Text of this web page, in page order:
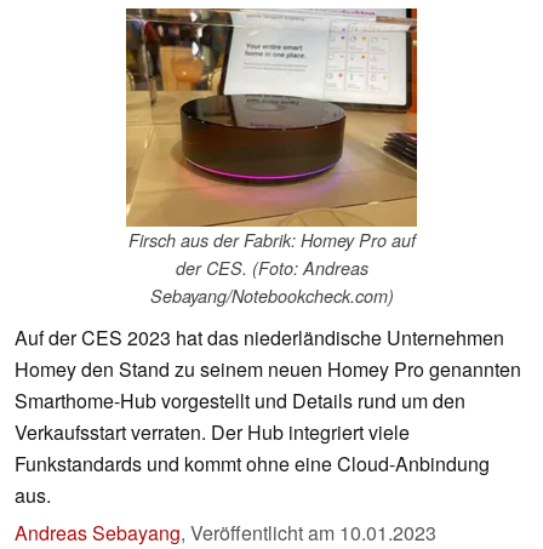
Firsch aus der Fabrik: Homey Pro auf
der CES. (Foto: Andreas
Sebayang/Notebookcheck.com)
Auf der CES 2023 hat das niederländische Unternehmen
Homey den Stand zu seinem neuen Homey Pro genannten
Smarthome-Hub vorgestellt und Details rund um den
Verkaufsstart verraten. Der Hub integriert viele
Funkstandards und kommt ohne eine Cloud-Anbindung
aus.
Andreas Sebayang, Veröffentlicht am 10.01.2023